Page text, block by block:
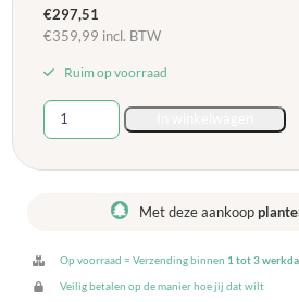
€297,51
€359,99 incl. BTW
Ruim op voorraad
Donut
zitkussenset
stapelwagen
aantal
Met deze aankoop
Op voorraad = Verzending binnen 1 tot 3
Veilig betalen op de manier hoe jij dat wilt